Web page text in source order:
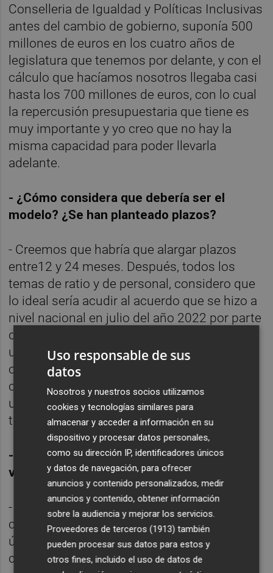
Conselleria de Igualdad y Políticas Inclusivas
antes del cambio de gobierno, suponía 500
millones de euros en los cuatro años de
legislatura que tenemos por delante, y con el
cálculo que hacíamos nosotros llegaba casi
hasta los 700 millones de euros, con lo cual
la repercusión presupuestaria que tiene es
muy importante y yo creo que no hay la
misma capacidad para poder llevarla
adelante.
- ¿Cómo considera que debería ser el
modelo? ¿Se han planteado plazos?
- Creemos que habría que alargar plazos
entre12 y 24 meses. Después, todos los
temas de ratio y de personal, considero que
lo ideal sería acudir al acuerdo que se hizo a
nivel nacional en julio del año 2022 por parte
del Ministerio de Derechos Sociales, que era
un periodo que llegaba hasta el año 2029
con incorporación de personal año a año y
creo que permite cubrir esos requisitos de
una manera más adecuada de lo que
tenemos ahora mismo.
- ¿Qué proponen modificar del modelo
vigente?
- El modelo tiene que ser sostenible y
consensuado. Por ejemplo, en la propuesta
última no se recogieron, por ejemplo, los
centros específicos para atención a
Uso responsable de sus
datos
Nosotros y nuestros socios utilizamos
cookies y tecnologías similares para
almacenar y acceder a información en su
dispositivo y procesar datos personales,
como su dirección IP, identificadores únicos
y datos de navegación, para ofrecer
anuncios y contenido personalizados, medir
anuncios y contenido, obtener información
sobre la audiencia y mejorar los servicios.
Proveedores de terceros (1913) también
pueden procesar sus datos para estos y
otros fines, incluido el uso de datos de